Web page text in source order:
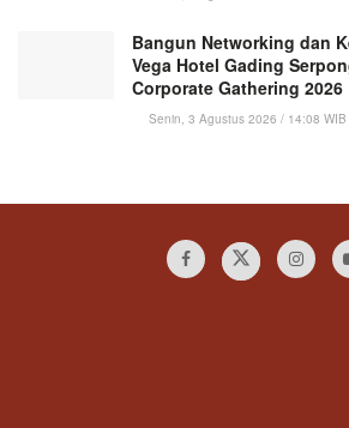
Bangun Networking dan
Vega Hotel Gading
Corporate Gathering 2026
Senin, 3 Agustus 2026 / 14:08 WIB